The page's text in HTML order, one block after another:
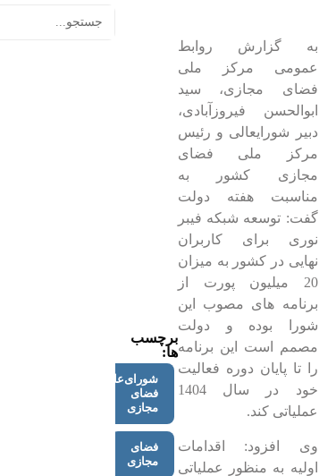
به گزارش روابط
عمومی مرکز ملی
فضای مجازی، سید
ابوالحسن فیروزآبادی،
دبیر شورایعالی و رئیس
مرکز ملی فضای
مجازی کشور به
مناسبت هفته دولت
گفت: توسعه شبکه فیبر
نوری برای کاربران
نهایی در کشور به میزان
20 میلیون پورت از
برنامه های مصوب این
شورا بوده و دولت
مصمم است این برنامه
را تا پایان دوره فعالیت
خود در سال 1404
عملیاتی کند.
وی افزود: اقدامات
اولیه به منظور عملیاتی
برچسب
ها:
شورای‌عالی
فضای
مجازی
فضای
مجازی